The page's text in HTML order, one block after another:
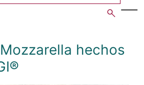
Skip
content
hechos